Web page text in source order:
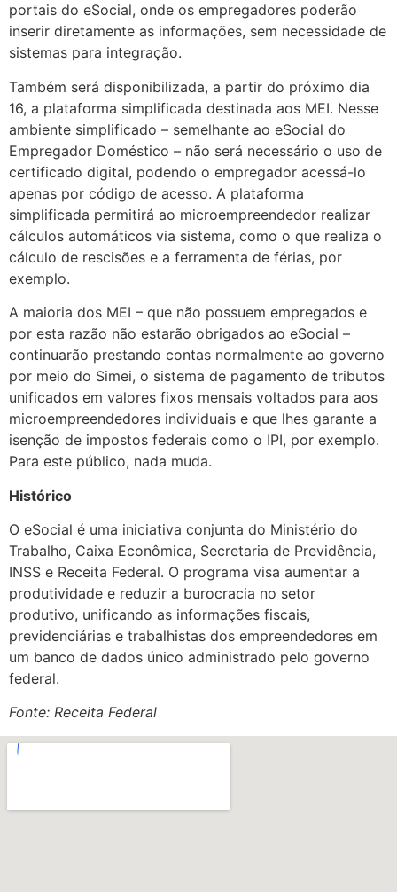
portais do eSocial, onde os empregadores poderão
inserir diretamente as informações, sem necessidade de
sistemas para integração.
Também será disponibilizada, a partir do próximo dia
16, a plataforma simplificada destinada aos MEI. Nesse
ambiente simplificado – semelhante ao eSocial do
Empregador Doméstico – não será necessário o uso de
certificado digital, podendo o empregador acessá-lo
apenas por código de acesso. A plataforma
simplificada permitirá ao microempreendedor realizar
cálculos automáticos via sistema, como o que realiza o
cálculo de rescisões e a ferramenta de férias, por
exemplo.
A maioria dos MEI – que não possuem empregados e
por esta razão não estarão obrigados ao eSocial –
continuarão prestando contas normalmente ao governo
por meio do Simei, o sistema de pagamento de tributos
unificados em valores fixos mensais voltados para aos
microempreendedores individuais e que lhes garante a
isenção de impostos federais como o IPI, por exemplo.
Para este público, nada muda.
Histórico
O eSocial é uma iniciativa conjunta do Ministério do
Trabalho, Caixa Econômica, Secretaria de Previdência,
INSS e Receita Federal. O programa visa aumentar a
produtividade e reduzir a burocracia no setor
produtivo, unificando as informações fiscais,
previdenciárias e trabalhistas dos empreendedores em
um banco de dados único administrado pelo governo
federal.
Fonte: Receita Federal